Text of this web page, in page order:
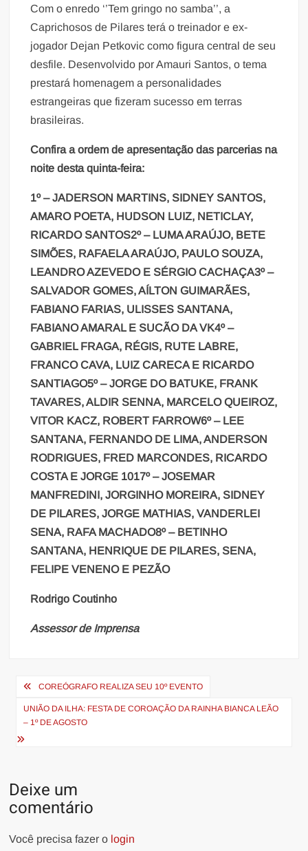
Com o enredo ‘’Tem gringo no samba’’, a
Caprichosos de Pilares terá o treinador e ex-
jogador Dejan Petkovic como figura central de seu
desfile. Desenvolvido por Amauri Santos, o tema
prestará homenagem a personalidades
estrangeiras que fizeram sucesso em terras
brasileiras.
Confira a ordem de apresentação das parcerias na
noite desta quinta-feira:
1º – JADERSON MARTINS, SIDNEY SANTOS,
AMARO POETA, HUDSON LUIZ, NETICLAY,
RICARDO SANTOS2º – LUMA ARAÚJO, BETE
SIMÕES, RAFAELA ARAÚJO, PAULO SOUZA,
LEANDRO AZEVEDO E SÉRGIO CACHAÇA3º –
SALVADOR GOMES, AÍLTON GUIMARÃES,
FABIANO FARIAS, ULISSES SANTANA,
FABIANO AMARAL E SUCÃO DA VK4º –
GABRIEL FRAGA, RÉGIS, RUTE LABRE,
FRANCO CAVA, LUIZ CARECA E RICARDO
SANTIAGO5º – JORGE DO BATUKE, FRANK
TAVARES, ALDIR SENNA, MARCELO QUEIROZ,
VITOR KACZ, ROBERT FARROW6º – LEE
SANTANA, FERNANDO DE LIMA, ANDERSON
RODRIGUES, FRED MARCONDES, RICARDO
COSTA E JORGE 1017º – JOSEMAR
MANFREDINI, JORGINHO MOREIRA, SIDNEY
DE PILARES, JORGE MATHIAS, VANDERLEI
SENA, RAFA MACHADO8º – BETINHO
SANTANA, HENRIQUE DE PILARES, SENA,
FELIPE VENENO E PEZÃO
Rodrigo Coutinho
Assessor de Imprensa
Navegação
de
Post
COREÓGRAFO REALIZA SEU 10º EVENTO
UNIÃO DA ILHA: FESTA DE COROAÇÃO DA RAINHA BIANCA LEÃO
– 1º DE AGOSTO
Deixe um
comentário
Você precisa fazer o login